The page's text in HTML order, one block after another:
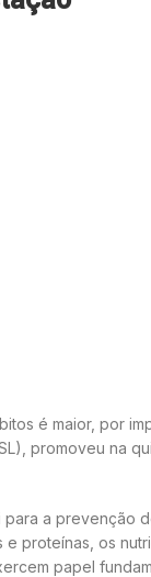
é maior, por
promoveu na
para a prevenção
proteínas, os
papel